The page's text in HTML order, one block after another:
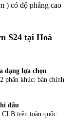
) có độ phẳng cao
S24 tại Hoà
dạng lựa chọn
phân khúc: bàn chính
đấu
trên toàn quốc.